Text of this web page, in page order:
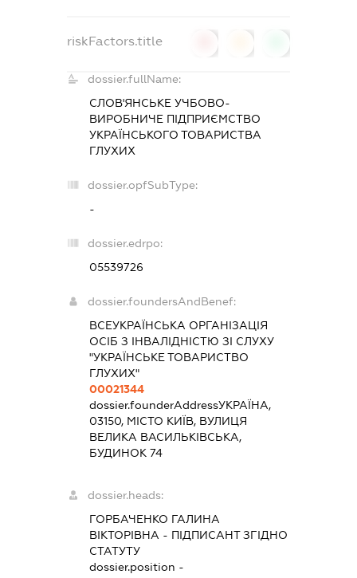
riskFactors.title
dossier.fullName:
СЛОВ'ЯНСЬКЕ УЧБОВО-
ВИРОБНИЧЕ ПІДПРИЄМСТВО
УКРАЇНСЬКОГО ТОВАРИСТВА
ГЛУХИХ
dossier.opfSubType:
-
dossier.edrpo:
05539726
dossier.foundersAndBenef:
ВСЕУКРАЇНСЬКА ОРГАНІЗАЦІЯ
ОСІБ З ІНВАЛІДНІСТЮ ЗІ СЛУХУ
"УКРАЇНСЬКЕ ТОВАРИСТВО
ГЛУХИХ"
00021344
dossier.founderAddressУКРАЇНА,
03150, МІСТО КИЇВ, ВУЛИЦЯ
ВЕЛИКА ВАСИЛЬКІВСЬКА,
БУДИНОК 74
dossier.heads:
ГОРБАЧЕНКО ГАЛИНА
ВІКТОРІВНА - ПІДПИСАНТЗГІДНО
СТАТУТУ
dossier.position -